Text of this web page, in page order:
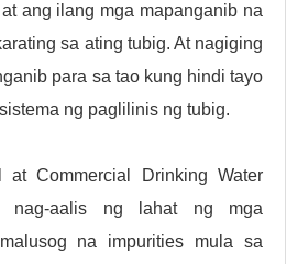
ang ilang mga mapanganib na
sa ating tubig. At nagiging
para sa tao kung hindi tayo
ng paglilinis ng tubig.
at Commercial Drinking Water
nag-aalis ng lahat ng mga
na impurities mula sa